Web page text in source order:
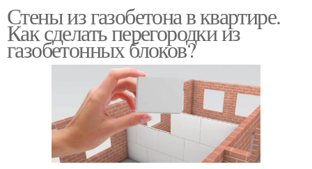
Стены из газобетона в квартире.
Как сделать перегородки из
газобетонных блоков?